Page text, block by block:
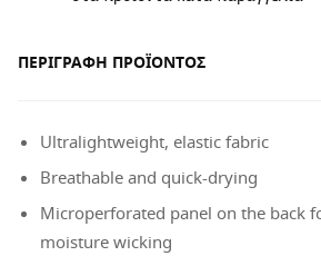
ΠΕΡΙΓΡΑΦΉ ΠΡΟΪΌΝΤΟΣ
Ultralightweight, elastic fabric
Breathable and quick-drying
Microperforated panel on the back
moisture wicking